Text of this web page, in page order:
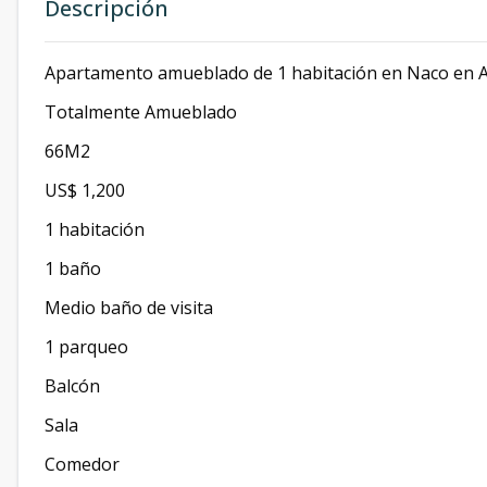
Descripción
Apartamento amueblado de 1 habitación en Naco en
Totalmente Amueblado
66M2
US$ 1,200
1 habitación
1 baño
Medio baño de visita
1 parqueo
Balcón
Sala
Comedor